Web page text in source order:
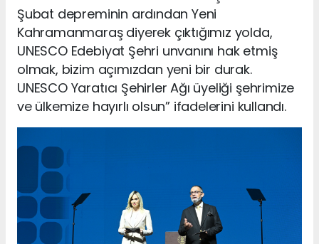
Şubat depreminin ardından Yeni
Kahramanmaraş diyerek çıktığımız yolda,
UNESCO Edebiyat Şehri unvanını hak etmiş
olmak, bizim açımızdan yeni bir durak.
UNESCO Yaratıcı Şehirler Ağı üyeliği şehrimize
ve ülkemize hayırlı olsun” ifadelerini kullandı.